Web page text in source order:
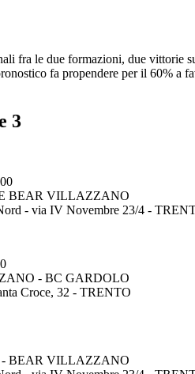
fra le due formazioni, due vittorie
fa propendere per il 60% a
3
BEAR VILLAZZANO
- via IV Novembre 23/4 -
- BC GARDOLO
Croce, 32 - TRENTO
BEAR VILLAZZANO